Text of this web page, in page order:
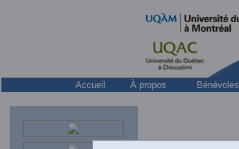
Accueil À propos Bénévoles